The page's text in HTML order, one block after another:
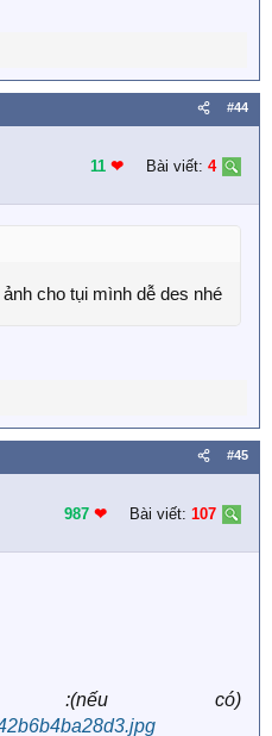
#44
11 ❤︎ Bài viết: 4
cho tụi mình dễ des nhé
#45
987 ❤︎ Bài viết: 107
:(nếu có)